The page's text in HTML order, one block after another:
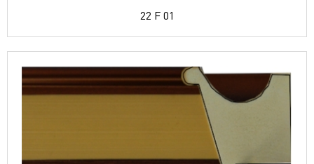
22 F 01